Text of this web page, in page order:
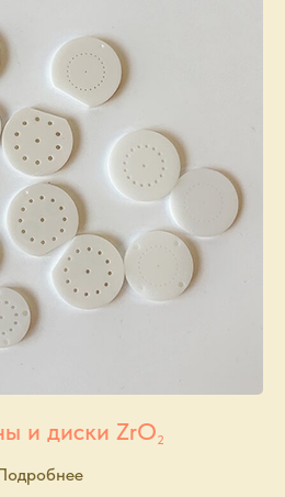
и диски ZrO2